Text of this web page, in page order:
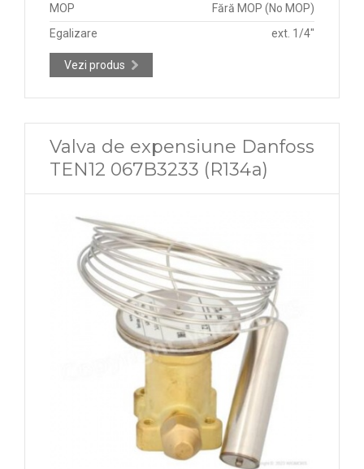
MOP
Fără MOP (No MOP)
Egalizare
ext. 1/4"
Vezi produs
Valva de expensiune Danfoss
TEN12 067B3233 (R134a)